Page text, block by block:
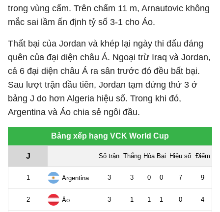
trong vùng cấm. Trên chấm 11 m, Arnautovic không
mắc sai lầm ấn định tỷ số 3-1 cho Áo.
Thất bại của Jordan và khép lại ngày thi đấu đáng
quên của đại diện châu Á. Ngoại trừ Iraq và Jordan,
cả 6 đại diện châu Á ra sân trước đó đều bất bại.
Sau lượt trận đầu tiên, Jordan tạm đứng thứ 3 ở
bảng J do hơn Algeria hiệu số. Trong khi đó,
Argentina và Áo chia sẻ ngôi đầu.